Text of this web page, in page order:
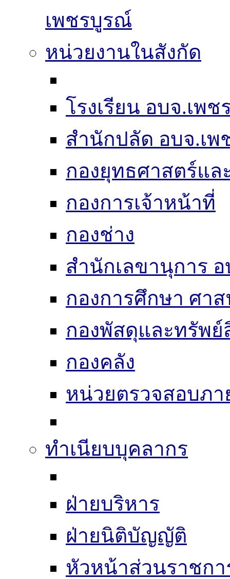
เพชรบูรณ์
หน่วยงานในสังกัด
โรงเรียน อบจ.เพ
สำนักปลัด อบจ.เ
กองยุทธศาสตร์แ
กองการเจ้าหน้าที่
กองช่าง
สำนักเลขานุการ อ
กองการศึกษา ศา
กองพัสดุและทรัพย์
กองคลัง
หน่วยตรวจสอบภา
ทำเนียบบุคลากร
ฝ่ายบริหาร
ฝ่ายนิติบัญญัติ
หัวหน้าส่วนราชกา